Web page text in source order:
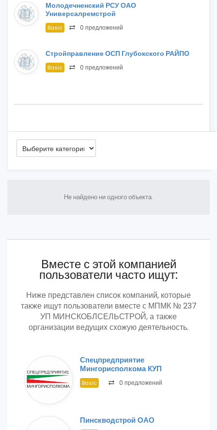
Молодечненский РСУ ОАО
Универсалремстрой
Basic 0 предложений
Стройправление ОСП Глубокского РАЙПО
Basic 0 предложений
Не найдено ни одного объекта.
Вместе с этой компанией
пользователи часто ищут:
Ниже представлен список компаний, которые
также ищут пользователи вместе с МПМК № 237
УП МИНСКОБЛСЕЛЬСТРОЙ, а также
организации ведущих схожую деятельность.
Спецпредприятие
Мингорисполкома КУП
Basic 0 предложений
Пинскводстрой ОАО